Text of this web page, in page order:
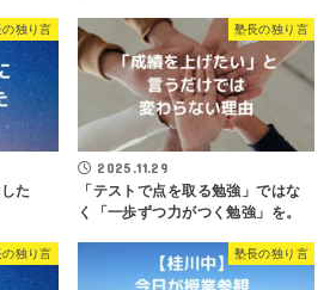
の独り言
た
塾長の独り言
2025.11.29
「テストで点を取る勉強」ではな
く「一歩ずつ力がつく勉強」を。
の独り言 塾長の独り言